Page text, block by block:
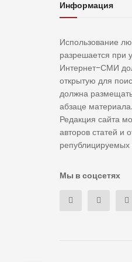
Информация
Использование
разрешается при
Интернет-СМИ
открытую для
должна
абзаце материала.
Редакция сайта
авторов статей и
републицируемых
Мы в соцсетях